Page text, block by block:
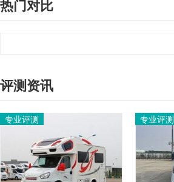
热门对比
评测资讯
专业评测 专业评测